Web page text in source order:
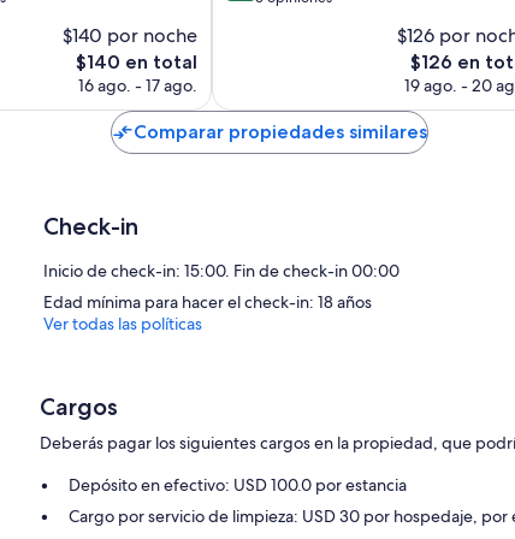
$140 por noche
El
precio
$140 en total
16 ago. - 17 ago.
opiniones
$126 por
El
precio
es
de
$126 en
19 ago. - 20
Comparar propiedades similares
Check-in
Inicio de check-in: 15:00. Fin de check-in 00:00
Edad mínima para hacer el check-in: 18 años
Ver todas las políticas
Cargos
Deberás pagar los siguientes cargos en la propiedad, que
Depósito en efectivo: USD 100.0 por estancia
Cargo por servicio de limpieza: USD 30 por hospedaje, por